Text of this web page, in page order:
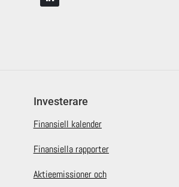
Investerare
Finansiell kalender
Finansiella rapporter
Aktieemissioner och